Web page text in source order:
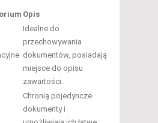
Opis
Idealne do
przechowywania
dokumentów, posiadają
miejsce do opisu
zawartości.
Chronią pojedyncze
dokumenty i